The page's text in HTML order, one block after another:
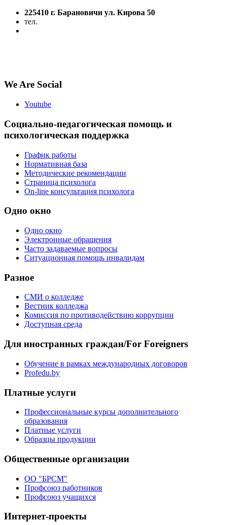
225410 г. Барановичи ул. Кирова 50
тел.
We Are Social
Youtube
Социально-педагогическая помощь и
психологическая поддержка
График работы
Нормативная база
Методические рекомендации
Страница психолога
On-line консультация психолога
Одно окно
Одно окно
Электронные обращения
Часто задаваемые вопросы
Ситуационная помощь инвалидам
Разное
СМИ о колледже
Вестник колледжа
Комиссия по противодействию коррупции
Доступная среда
Для иностранных граждан/For Foreigners
Обучение в рамках международных договоров
Profedu.by
Платные услуги
Профессиональные курсы дополнительного
образования
Платные услуги
Образцы продукции
Общественные организации
ОО "БРСМ"
Профсоюз работников
Профсоюз учащихся
Интернет-проекты